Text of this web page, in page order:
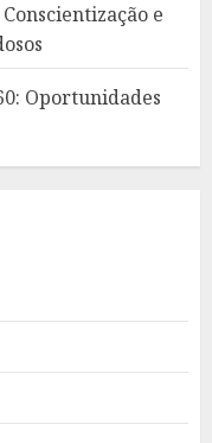
e
Oportunidades